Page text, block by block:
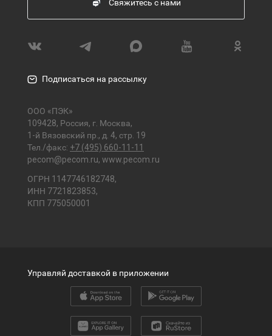
Свяжитесь с нами
Подписаться на рассылку
ООО «ПЭК»
109428, Россия, г. Москва,
1-й Вязовский пр., д. 4, стр. 19
Тел./факс: +7 (495) 660-11-11
pecom@pecom.ru, www.pecom.ru
ОГРН 1147746182748,
ИНН 7721823853,
КПП 775050001
Управляй доставкой в приложении